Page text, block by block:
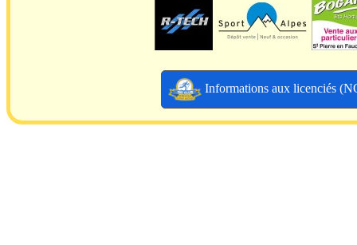
Informations aux licenciés